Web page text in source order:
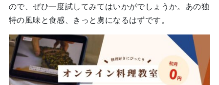
ので、ぜひ一度試してみてはいかがでしょうか。あの独
特の風味と食感、きっと虜になるはずです。